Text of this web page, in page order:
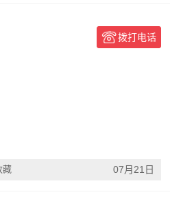
拨打电话
藏 07月21日